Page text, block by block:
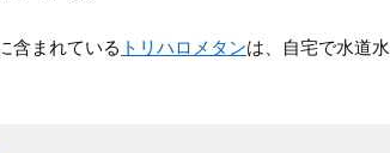
含まれている トリハロメタンは、自宅で水道